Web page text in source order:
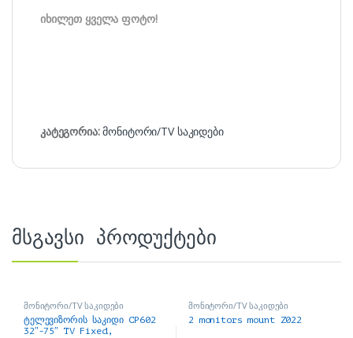
იხილეთ ყველა ფოტო!
კატეგორია:მონიტორი/TV საკიდები
მსგავსი პროდუქტები
მონიტორი/TV საკიდები
ტელევიზორის საკიდი CP602
32″-75″ TV Fixed,
მონიტორი/TV საკიდები
2 monitors mount Z022